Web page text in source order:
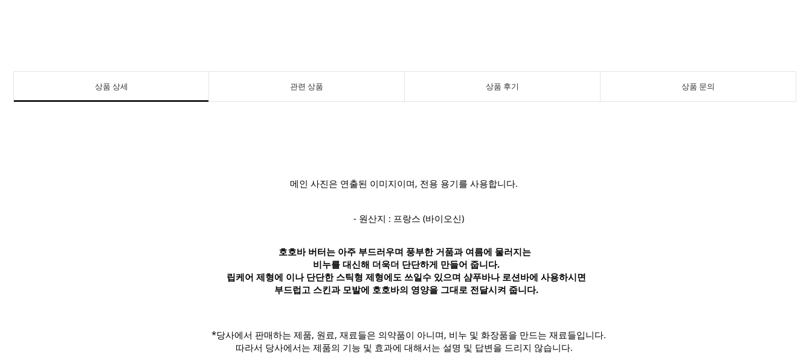
상품 상세 관련 상품 상품 후기 상품 문의
메인 사진은 연출된 이미지이며, 전용 용기를 사용합니다.
- 원산지 : 프랑스 (바이오신)
호호바 버터는 아주 부드러우며 풍부한 거품과 여름에 물러지는
비누를 대신해 더욱더 단단하게 만들어 줍니다.
립케어 제형에 이나 단단한 스틱형 제형에도 쓰일수 있으며 샴푸바나 로션바에 사용하시면
부드럽고 스킨과 모발에 호호바의 영양을 그대로 전달시켜 줍니다.
*당사에서 판매하는 제품, 원료, 재료들은 의약품이 아니며, 비누 및 화장품을 만드는 재료들입니다.
따라서 당사에서는 제품의 기능 및 효과에 대해서는 설명 및 답변을 드리지 않습니다.